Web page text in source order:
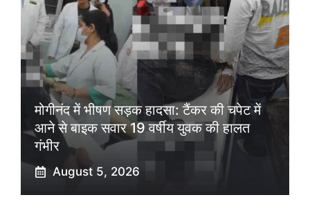
मोगीनंद में भीषण सड़क हादसा: टैंकर की चपेट में
आने से बाइक सवार 19 वर्षीय युवक की हालत
गंभीर
August 5, 2026